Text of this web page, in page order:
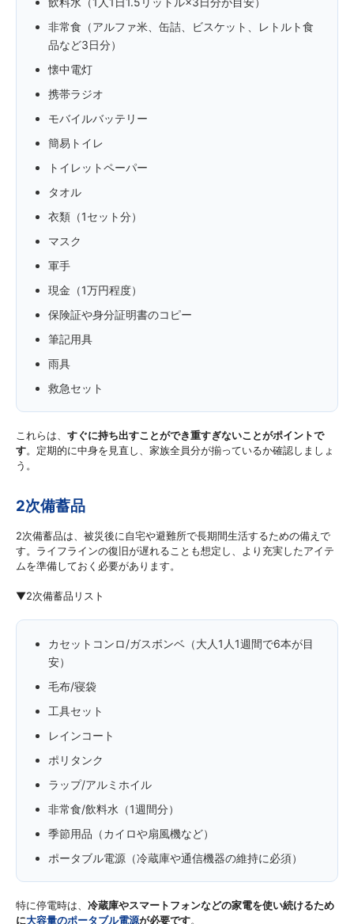
非常食（アルファ米、缶詰、ビスケット、レトルト食
品など3日分）
懐中電灯
携帯ラジオ
モバイルバッテリー
簡易トイレ
トイレットペーパー
タオル
衣類（1セット分）
マスク
軍手
現金（1万円程度）
保険証や身分証明書のコピー
筆記用具
雨具
救急セット
これらは、 すぐに持ち出すことができ重すぎないことがポイントで
す。定期的に中身を見直し、家族全員分が揃っているか確認しましょ
う。
2次備蓄品
2次備蓄品は、被災後に自宅や避難所で長期間生活するための備えで
す。ライフラインの復旧が遅れることも想定し、より充実したアイテ
ムを準備しておく必要があります。
▼2次備蓄品リスト
カセットコンロ/ガスボンベ（大人1人1週間で6本が目
安）
毛布/寝袋
工具セット
レインコート
ポリタンク
ラップ/アルミホイル
非常食/飲料水（1週間分）
季節用品（カイロや扇風機など）
ポータブル電源（冷蔵庫や通信機器の維持に必須）
特に停電時は、 冷蔵庫やスマートフォンなどの家電を使い続けるため
に大容量のポータブル電源が必要です。